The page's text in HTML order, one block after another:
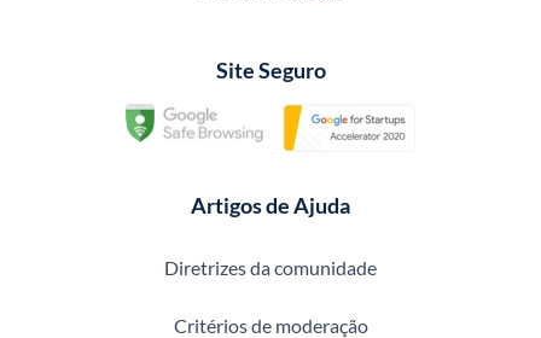
Site Seguro
Artigos de Ajuda
Diretrizes da comunidade
Critérios de moderação